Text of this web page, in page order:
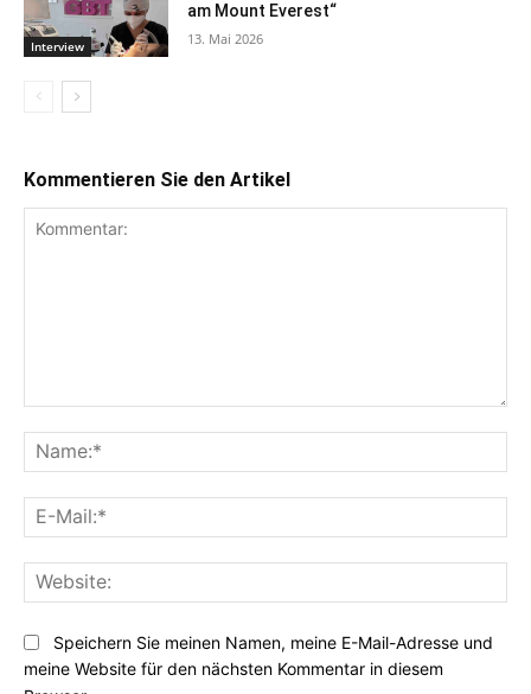
Interview
am Mount Everest“
13. Mai 2026
Kommentieren Sie den Artikel
Speichern Sie meinen Namen, meine E-Mail-Adresse und
meine Website für den nächsten Kommentar in diesem